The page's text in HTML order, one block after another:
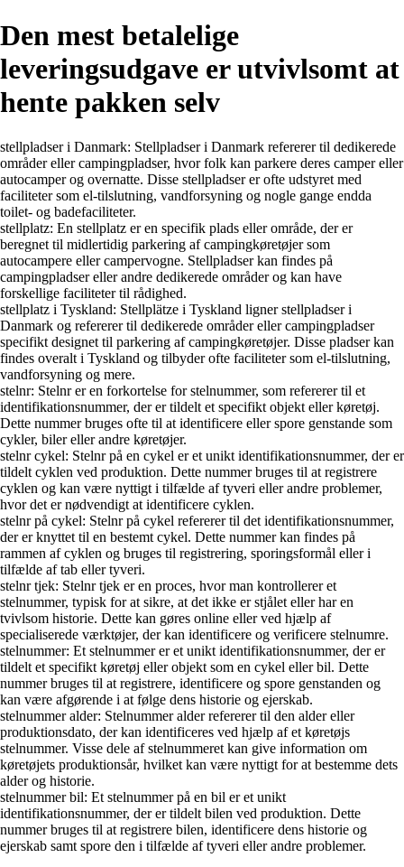
Den mest betalelige
leveringsudgave er utvivlsomt at
hente pakken selv
stellpladser i Danmark: Stellpladser i Danmark refererer til dedikerede
områder eller campingpladser, hvor folk kan parkere deres camper eller
autocamper og overnatte. Disse stellpladser er ofte udstyret med
faciliteter som el-tilslutning, vandforsyning og nogle gange endda
toilet- og badefaciliteter.
stellplatz: En stellplatz er en specifik plads eller område, der er
beregnet til midlertidig parkering af campingkøretøjer som
autocampere eller campervogne. Stellpladser kan findes på
campingpladser eller andre dedikerede områder og kan have
forskellige faciliteter til rådighed.
stellplatz i Tyskland: Stellplätze i Tyskland ligner stellpladser i
Danmark og refererer til dedikerede områder eller campingpladser
specifikt designet til parkering af campingkøretøjer. Disse pladser kan
findes overalt i Tyskland og tilbyder ofte faciliteter som el-tilslutning,
vandforsyning og mere.
stelnr: Stelnr er en forkortelse for stelnummer, som refererer til et
identifikationsnummer, der er tildelt et specifikt objekt eller køretøj.
Dette nummer bruges ofte til at identificere eller spore genstande som
cykler, biler eller andre køretøjer.
stelnr cykel: Stelnr på en cykel er et unikt identifikationsnummer, der er
tildelt cyklen ved produktion. Dette nummer bruges til at registrere
cyklen og kan være nyttigt i tilfælde af tyveri eller andre problemer,
hvor det er nødvendigt at identificere cyklen.
stelnr på cykel: Stelnr på cykel refererer til det identifikationsnummer,
der er knyttet til en bestemt cykel. Dette nummer kan findes på
rammen af cyklen og bruges til registrering, sporingsformål eller i
tilfælde af tab eller tyveri.
stelnr tjek: Stelnr tjek er en proces, hvor man kontrollerer et
stelnummer, typisk for at sikre, at det ikke er stjålet eller har en
tvivlsom historie. Dette kan gøres online eller ved hjælp af
specialiserede værktøjer, der kan identificere og verificere stelnumre.
stelnummer: Et stelnummer er et unikt identifikationsnummer, der er
tildelt et specifikt køretøj eller objekt som en cykel eller bil. Dette
nummer bruges til at registrere, identificere og spore genstanden og
kan være afgørende i at følge dens historie og ejerskab.
stelnummer alder: Stelnummer alder refererer til den alder eller
produktionsdato, der kan identificeres ved hjælp af et køretøjs
stelnummer. Visse dele af stelnummeret kan give information om
køretøjets produktionsår, hvilket kan være nyttigt for at bestemme dets
alder og historie.
stelnummer bil: Et stelnummer på en bil er et unikt
identifikationsnummer, der er tildelt bilen ved produktion. Dette
nummer bruges til at registrere bilen, identificere dens historie og
ejerskab samt spore den i tilfælde af tyveri eller andre problemer.